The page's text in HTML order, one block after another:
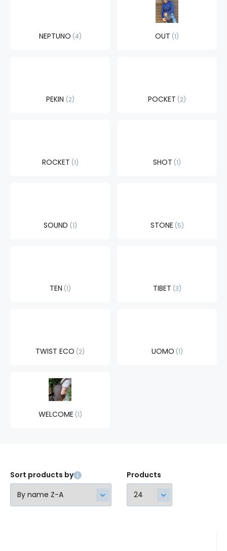
NEPTUNO 4 OUT 1
PEKIN 2 POCKET 2
ROCKET 1 SHOT 1
SOUND 1 STONE 5
TEN 1 TIBET 3
TWIST ECO 2 UOMO 1
WELCOME 1
Sort products by Products